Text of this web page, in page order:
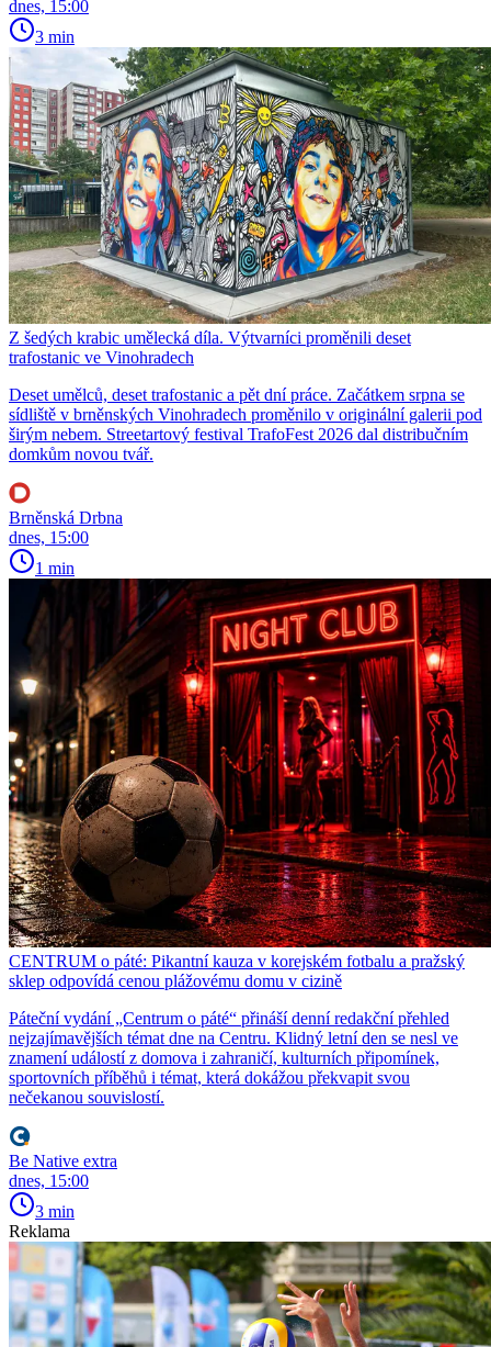
dnes, 15:00
3 min
Z šedých krabic umělecká díla. Výtvarníci proměnili deset
trafostanic ve Vinohradech
Deset umělců, deset trafostanic a pět dní práce. Začátkem srpna se
sídliště v brněnských Vinohradech proměnilo v originální galerii pod
širým nebem. Streetartový festival TrafoFest 2026 dal distribučním
domkům novou tvář.
Brněnská Drbna
dnes, 15:00
1 min
CENTRUM o páté: Pikantní kauza v korejském fotbalu a pražský
sklep odpovídá cenou plážovému domu v cizině
Páteční vydání „Centrum o páté“ přináší denní redakční přehled
nejzajímavějších témat dne na Centru. Klidný letní den se nesl ve
znamení událostí z domova i zahraničí, kulturních připomínek,
sportovních příběhů i témat, která dokážou překvapit svou
nečekanou souvislostí.
Be Native extra
dnes, 15:00
3 min
Reklama